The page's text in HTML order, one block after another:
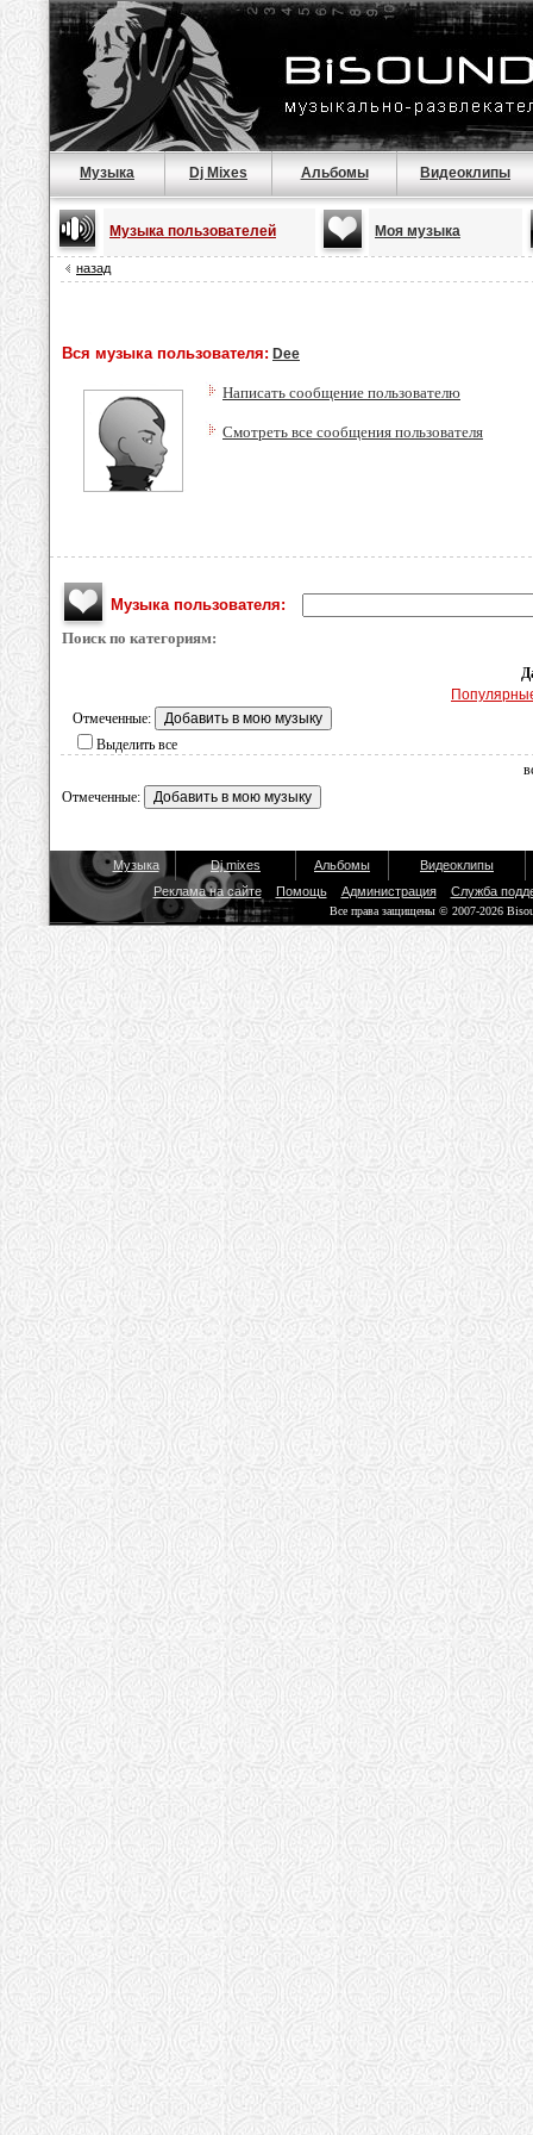
Музыка Dj Mixes Альбомы Видеоклипы
Музыка пользователей Моя музыка
назад
Вся музыка пользователя: Dee
Написать сообщение пользователю
Смотреть все сообщения пользователя
Музыка пользователя:
Поиск по категориям:
Отмеченные:
Выделить все
Отмеченные:
Музыка Dj mixes Альбомы
Видеоклипы
Реклама на сайте
Помощь Администрация Служба
Все права защищены © 2007-2026